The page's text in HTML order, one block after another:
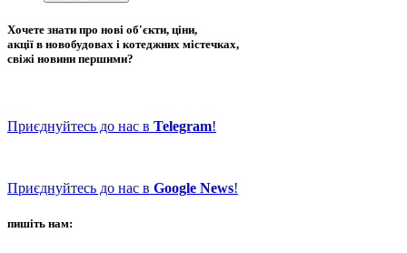
Хочете знати про нові об'єкти, ціни,
акції в новобудовах і котеджних містечках,
свіжі новини першими?
Приєднуйтесь до нас в Telegram!
Приєднуйтесь до нас в Google News!
пишіть нам: